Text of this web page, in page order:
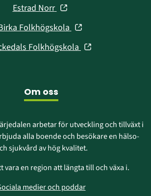
Estrad Norr (öppnas
nytt
fönster)
Folkhögskola (öppnas
nytt
Folkhögskola (öppnas
Om oss
arbetar för utveckling och tillväxt i
alla boende och besökare en hälso-
sjukvård av hög kvalitet.
vara en region att längta till och växa i.
medier och poddar